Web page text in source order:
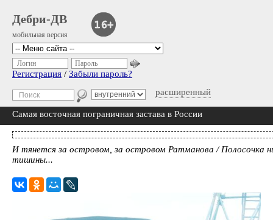
Дебри-ДВ
мобильная версия
расширенный
Логин Пароль
Регистрация / Забыли пароль?
Самая восточная пограничная застава в России
И тянется за островом, за островом Ратманова / Полосочка
тишины...